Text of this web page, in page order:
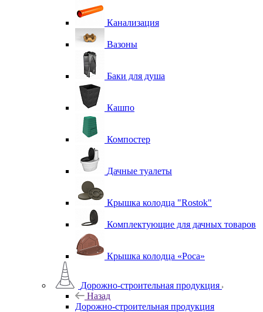
Канализация
Вазоны
Баки для душа
Кашпо
Компостер
Дачные туалеты
Крышка колодца "Rostok"
Комплектующие для дачных товаров
Крышка колодца «Роса»
Дорожно-строительная продукция
Назад
Дорожно-строительная продукция